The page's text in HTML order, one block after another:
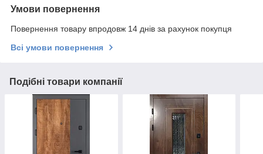
Умови повернення
Повернення товару впродовж 14 днів за рахунок покупця
Всі умови повернення
Подібні товари компанії